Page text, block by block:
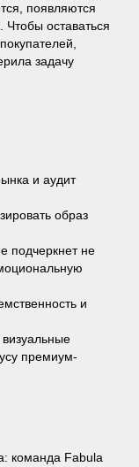
появляются
Чтобы оставаться
задачу
и аудит
образ
подчеркнет не
и
премиум-
команда Fabula